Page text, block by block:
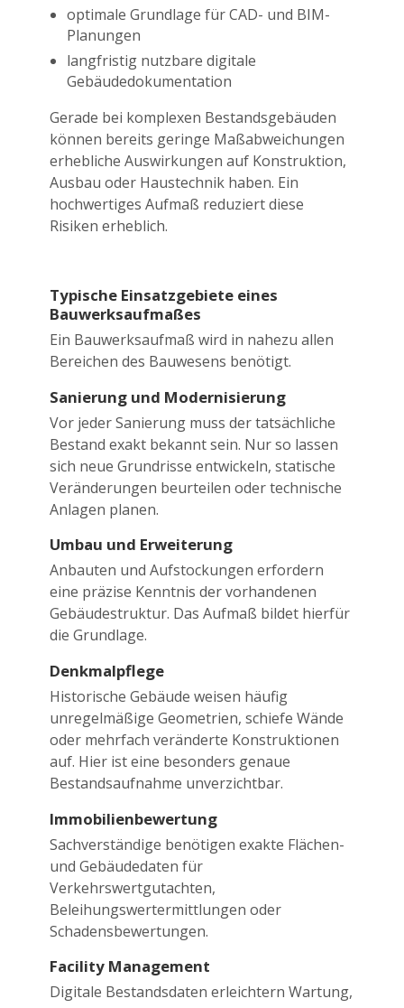
optimale Grundlage für CAD- und BIM-
Planungen
langfristig nutzbare digitale
Gebäudedokumentation
Gerade bei komplexen Bestandsgebäuden
können bereits geringe Maßabweichungen
erhebliche Auswirkungen auf Konstruktion,
Ausbau oder Haustechnik haben. Ein
hochwertiges Aufmaß reduziert diese
Risiken erheblich.
Typische Einsatzgebiete eines
Bauwerksaufmaßes
Ein Bauwerksaufmaß wird in nahezu allen
Bereichen des Bauwesens benötigt.
Sanierung und Modernisierung
Vor jeder Sanierung muss der tatsächliche
Bestand exakt bekannt sein. Nur so lassen
sich neue Grundrisse entwickeln, statische
Veränderungen beurteilen oder technische
Anlagen planen.
Umbau und Erweiterung
Anbauten und Aufstockungen erfordern
eine präzise Kenntnis der vorhandenen
Gebäudestruktur. Das Aufmaß bildet hierfür
die Grundlage.
Denkmalpflege
Historische Gebäude weisen häufig
unregelmäßige Geometrien, schiefe Wände
oder mehrfach veränderte Konstruktionen
auf. Hier ist eine besonders genaue
Bestandsaufnahme unverzichtbar.
Immobilienbewertung
Sachverständige benötigen exakte Flächen-
und Gebäudedaten für
Verkehrswertgutachten,
Beleihungswertermittlungen oder
Schadensbewertungen.
Facility Management
Digitale Bestandsdaten erleichtern Wartung,